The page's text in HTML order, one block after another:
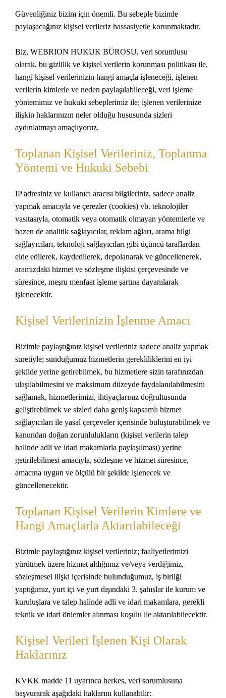
Güvenliğiniz bizim için önemli. Bu sebeple bizimle
paylaşacağınız kişisel verileriz hassasiyetle korunmaktadır.
Biz, WEBRION HUKUK BÜROSU, veri sorumlusu
olarak, bu gizlilik ve kişisel verilerin korunması politikası ile,
hangi kişisel verilerinizin hangi amaçla işleneceği, işlenen
verilerin kimlerle ve neden paylaşılabileceği, veri işleme
yöntemimiz ve hukuki sebeplerimiz ile; işlenen verilerinize
ilişkin haklarınızın neler olduğu hususunda sizleri
aydınlatmayı amaçlıyoruz.
Toplanan Kişisel Verileriniz, Toplanma
Yöntemi ve Hukuki Sebebi
IP adresiniz ve kullanıcı aracısı bilgileriniz, sadece analiz
yapmak amacıyla ve çerezler (cookies) vb. teknolojiler
vasıtasıyla, otomatik veya otomatik olmayan yöntemlerle ve
bazen de analitik sağlayıcılar, reklam ağları, arama bilgi
sağlayıcıları, teknoloji sağlayıcıları gibi üçüncü taraflardan
elde edilerek, kaydedilerek, depolanarak ve güncellenerek,
aramızdaki hizmet ve sözleşme ilişkisi çerçevesinde ve
süresince, meşru menfaat işleme şartına dayanılarak
işlenecektir.
Kişisel Verilerinizin İşlenme Amacı
Bizimle paylaştığınız kişisel verileriniz sadece analiz yapmak
suretiyle; sunduğumuz hizmetlerin gerekliliklerini en iyi
şekilde yerine getirebilmek, bu hizmetlere sizin tarafınızdan
ulaşılabilmesini ve maksimum düzeyde faydalanılabilmesini
sağlamak, hizmetlerimizi, ihtiyaçlarınız doğrultusunda
geliştirebilmek ve sizleri daha geniş kapsamlı hizmet
sağlayıcıları ile yasal çerçeveler içerisinde buluşturabilmek ve
kanundan doğan zorunlulukların (kişisel verilerin talep
halinde adli ve idari makamlarla paylaşılması) yerine
getirilebilmesi amacıyla, sözleşme ve hizmet süresince,
amacına uygun ve ölçülü bir şekilde işlenecek ve
güncellenecektir.
Toplanan Kişisel Verilerin Kimlere ve
Hangi Amaçlarla Aktarılabileceği
Bizimle paylaştığınız kişisel verileriniz; faaliyetlerimizi
yürütmek üzere hizmet aldığımız ve/veya verdiğimiz,
sözleşmesel ilişki içerisinde bulunduğumuz, iş birliği
yaptığımız, yurt içi ve yurt dışındaki 3. şahıslar ile kurum ve
kuruluşlara ve talep halinde adli ve idari makamlara, gerekli
teknik ve idari önlemler alınması koşulu ile aktarılabilecektir.
Kişisel Verileri İşlenen Kişi Olarak
Haklarınız
KVKK madde 11 uyarınca herkes, veri sorumlusuna
başvurarak aşağıdaki haklarını kullanabilir: